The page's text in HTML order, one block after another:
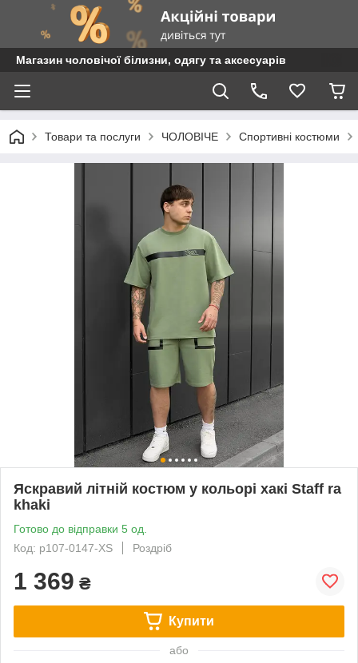
Магазин чоловічої білизни, одягу та аксесуарів
Товари та послуги ЧОЛОВІЧЕ Спортивні костюми
Яскравий літній костюм у кольорі хакі Staff ra
khaki
Готово до відправки 5 од.
Код: p107-0147-XS
Роздріб
1 369 ₴
Купити
або